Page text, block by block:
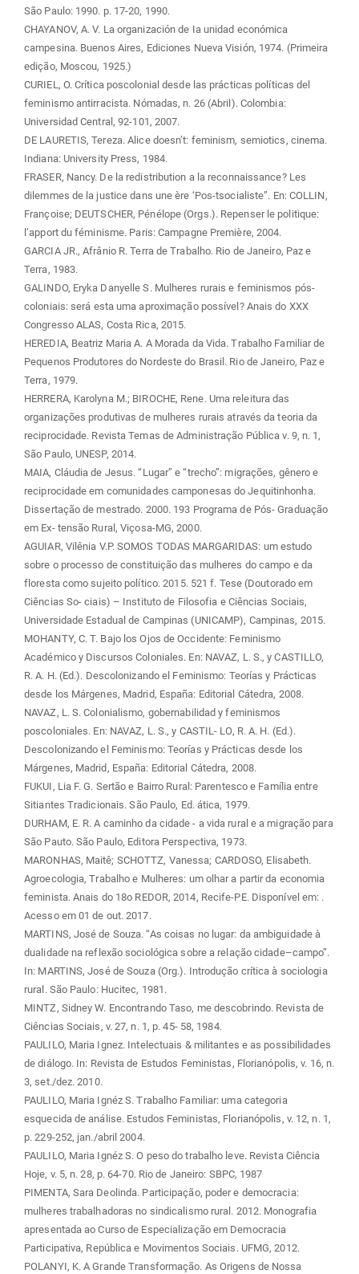
São Paulo: 1990. p. 17-20, 1990.
CHAYANOV, A. V. La organización de Ia unidad económica
campesina. Buenos Aires, Ediciones Nueva Visión, 1974. (Primeira
edição, Moscou, 1925.)
CURIEL, O. Crítica poscolonial desde las prácticas políticas del
feminismo antirracista. Nómadas, n. 26 (Abril). Colombia:
Universidad Central, 92-101, 2007.
DE LAURETIS, Tereza. Alice doesn’t: feminism, semiotics, cinema.
Indiana: University Press, 1984.
FRASER, Nancy. De la redistribution a la reconnaissance? Les
dilemmes de la justice dans une ère ‘Pos-tsocialiste”. En: COLLIN,
Françoise; DEUTSCHER, Pénélope (Orgs.). Repenser le politique:
l’apport du féminisme. Paris: Campagne Première, 2004.
GARCIA JR., Afrânio R. Terra de Trabalho. Rio de Janeiro, Paz e
Terra, 1983.
GALINDO, Eryka Danyelle S. Mulheres rurais e feminismos pós-
coloniais: será esta uma aproximação possível? Anais do XXX
Congresso ALAS, Costa Rica, 2015.
HEREDIA, Beatriz Maria A. A Morada da Vida. Trabalho Familiar de
Pequenos Produtores do Nordeste do Brasil. Rio de Janeiro, Paz e
Terra, 1979.
HERRERA, Karolyna M.; BIROCHE, Rene. Uma releitura das
organizações produtivas de mulheres rurais através da teoria da
reciprocidade. Revista Temas de Administração Pública v. 9, n. 1,
São Paulo, UNESP, 2014.
MAIA, Cláudia de Jesus. “Lugar” e “trecho”: migrações, gênero e
reciprocidade em comunidades camponesas do Jequitinhonha.
Dissertação de mestrado. 2000. 193 Programa de Pós- Graduação
em Ex- tensão Rural, Viçosa-MG, 2000.
AGUIAR, Vilênia V.P. SOMOS TODAS MARGARIDAS: um estudo
sobre o processo de constituição das mulheres do campo e da
floresta como sujeito político. 2015. 521 f. Tese (Doutorado em
Ciências So- ciais) – Instituto de Filosofia e Ciências Sociais,
Universidade Estadual de Campinas (UNICAMP), Campinas, 2015.
MOHANTY, C. T. Bajo los Ojos de Occidente: Feminismo
Académico y Discursos Coloniales. En: NAVAZ, L. S., y CASTILLO,
R. A. H. (Ed.). Descolonizando el Feminismo: Teorías y Prácticas
desde los Márgenes, Madrid, España: Editorial Cátedra, 2008.
NAVAZ, L. S. Colonialismo, gobernabilidad y feminismos
poscoloniales. En: NAVAZ, L. S., y CASTIL- LO, R. A. H. (Ed.).
Descolonizando el Feminismo: Teorías y Prácticas desde los
Márgenes, Madrid, España: Editorial Cátedra, 2008.
FUKUI, Lia F. G. Sertão e Bairro Rural: Parentesco e Família entre
Sitiantes Tradicionais. São Paulo, Ed. ática, 1979.
DURHAM, E. R. A caminho da cidade - a vida rural e a migração para
São Pauto. São Paulo, Editora Perspectiva, 1973.
MARONHAS, Maitê; SCHOTTZ, Vanessa; CARDOSO, Elisabeth.
Agroecologia, Trabalho e Mulheres: um olhar a partir da economia
feminista. Anais do 18o REDOR, 2014, Recife-PE. Disponível em: .
Acesso em 01 de out. 2017.
MARTINS, José de Souza. “As coisas no lugar: da ambiguidade à
dualidade na reflexão sociológica sobre a relação cidade–campo”.
In: MARTINS, José de Souza (Org.). Introdução crítica à sociologia
rural. São Paulo: Hucitec, 1981.
MINTZ, Sidney W. Encontrando Taso, me descobrindo. Revista de
Ciências Sociais, v. 27, n. 1, p. 45- 58, 1984.
PAULILO, Maria Ignez. Intelectuais & militantes e as possibilidades
de diálogo. In: Revista de Estudos Feministas, Florianópolis, v. 16, n.
3, set./dez. 2010.
PAULILO, Maria Ignéz S. Trabalho Familiar: uma categoria
esquecida de análise. Estudos Feministas, Florianópolis, v. 12, n. 1,
p. 229-252, jan./abril 2004.
PAULILO, Maria Ignéz S. O peso do trabalho leve. Revista Ciência
Hoje, v. 5, n. 28, p. 64-70. Rio de Janeiro: SBPC, 1987
PIMENTA, Sara Deolinda. Participação, poder e democracia:
mulheres trabalhadoras no sindicalismo rural. 2012. Monografia
apresentada ao Curso de Especialização em Democracia
Participativa, República e Movimentos Sociais. UFMG, 2012.
POLANYI, K. A Grande Transformação. As Origens de Nossa